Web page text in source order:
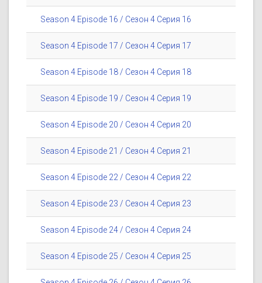
Season 4 Episode 16 / Сезон 4 Серия 16
Season 4 Episode 17 / Сезон 4 Серия 17
Season 4 Episode 18 / Сезон 4 Серия 18
Season 4 Episode 19 / Сезон 4 Серия 19
Season 4 Episode 20 / Сезон 4 Серия 20
Season 4 Episode 21 / Сезон 4 Серия 21
Season 4 Episode 22 / Сезон 4 Серия 22
Season 4 Episode 23 / Сезон 4 Серия 23
Season 4 Episode 24 / Сезон 4 Серия 24
Season 4 Episode 25 / Сезон 4 Серия 25